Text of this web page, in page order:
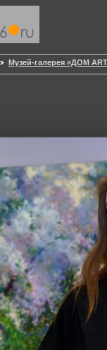
Музей-галерея «ДОМ